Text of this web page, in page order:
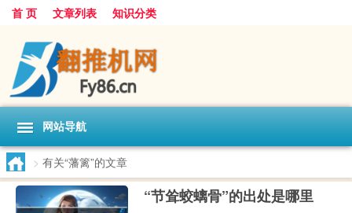
首 页 文章列表 知识分类
网站导航
> 有关“藩篱”的文章
“节耸蛟螭骨”的出处是哪里